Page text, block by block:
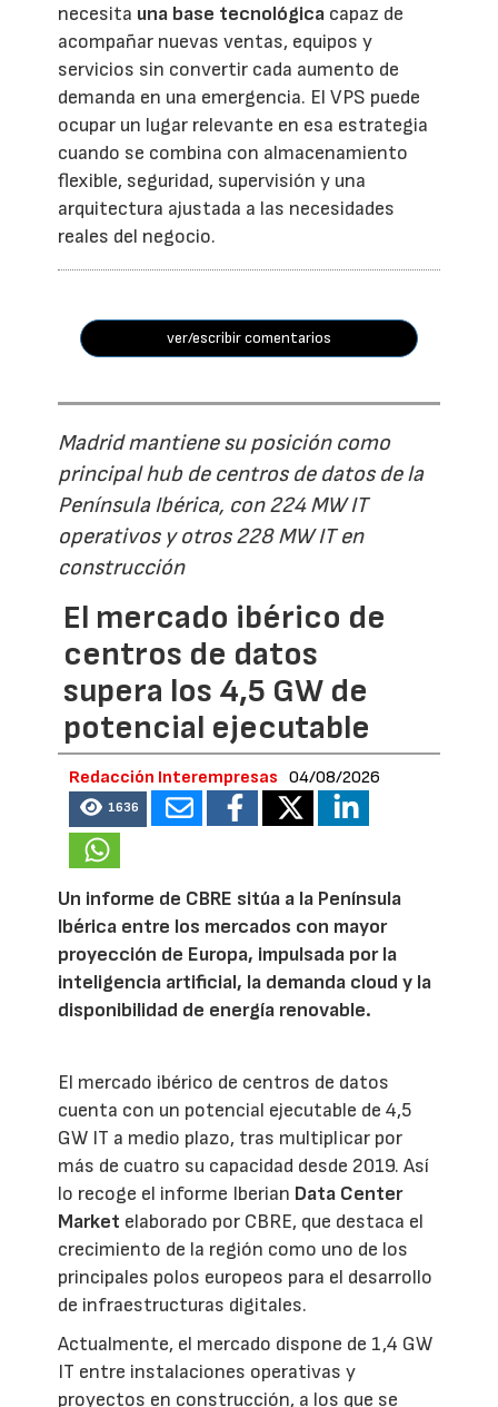
necesita una base tecnológica capaz de
acompañar nuevas ventas, equipos y
servicios sin convertir cada aumento de
demanda en una emergencia. El VPS puede
ocupar un lugar relevante en esa estrategia
cuando se combina con almacenamiento
flexible, seguridad, supervisión y una
arquitectura ajustada a las necesidades
reales del negocio.
ver/escribir comentarios
Madrid mantiene su posición como
principal hub de centros de datos de la
Península Ibérica, con 224 MW IT
operativos y otros 228 MW IT en
construcción
El mercado ibérico de
centros de datos
supera los 4,5 GW de
potencial ejecutable
Redacción Interempresas 04/08/2026
1636
Un informe de CBRE sitúa a la Península
Ibérica entre los mercados con mayor
proyección de Europa, impulsada por la
inteligencia artificial, la demanda cloud y la
disponibilidad de energía renovable.
El mercado ibérico de centros de datos
cuenta con un potencial ejecutable de 4,5
GW IT a medio plazo, tras multiplicar por
más de cuatro su capacidad desde 2019. Así
lo recoge el informe Iberian Data Center
Market elaborado por CBRE, que destaca el
crecimiento de la región como uno de los
principales polos europeos para el desarrollo
de infraestructuras digitales.
Actualmente, el mercado dispone de 1,4 GW
IT entre instalaciones operativas y
proyectos en construcción, a los que se